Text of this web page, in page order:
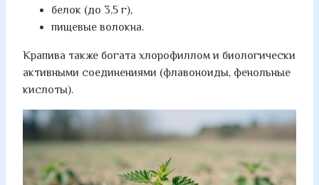
белок (до 3,5 г),
пищевые волокна.
Крапива также богата хлорофиллом и биологически
активными соединениями (флавоноиды, фенольные
кислоты).